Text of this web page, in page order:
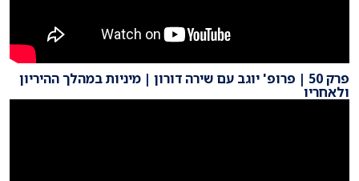
פרק 50 | פרופ' יוגב עם שירה דורון | מיניות במהלך ההיריון
ולאחריו